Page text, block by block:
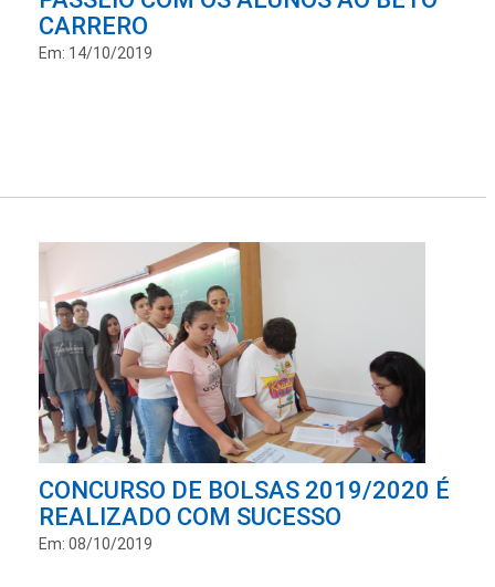
CARRERO
Em: 14/10/2019
CONCURSO DE BOLSAS 2019/2020 É
REALIZADO COM SUCESSO
Em: 08/10/2019